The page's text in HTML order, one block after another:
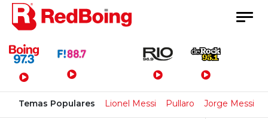
Menú Principal
Temas Populares Lionel Messi Pullaro Jorge Messi